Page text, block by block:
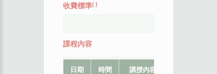
收費標準( )
課程內容
日期 時間 講授內容